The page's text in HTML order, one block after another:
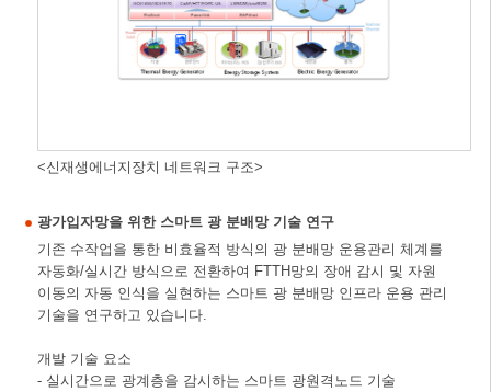
<신재생에너지장치 네트워크 구조>
광가입자망을 위한 스마트 광 분배망 기술 연구
기존 수작업을 통한 비효율적 방식의 광 분배망 운용관리 체계를
자동화/실시간 방식으로 전환하여 FTTH망의 장애 감시 및 자원
이동의 자동 인식을 실현하는 스마트 광 분배망 인프라 운용 관리
기술을 연구하고 있습니다.
개발 기술 요소
- 실시간으로 광계층을 감시하는 스마트 광원격노드 기술